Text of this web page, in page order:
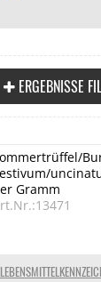
ERGEBNISSE
Gramm